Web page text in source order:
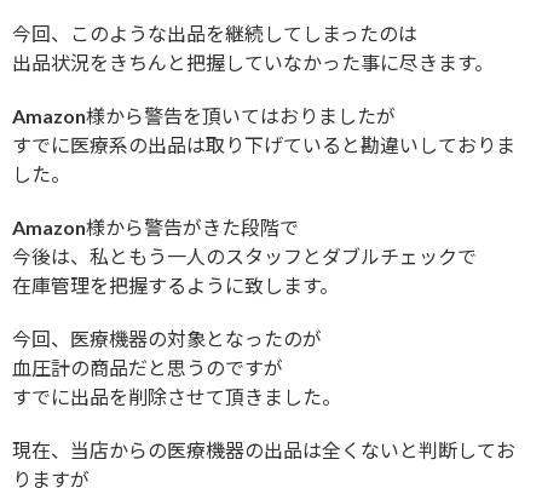
今回、このような出品を継続してしまったのは
出品状況をきちんと把握していなかった事に尽きます。
Amazon様から警告を頂いてはおりましたが
すでに医療系の出品は取り下げていると勘違いしておりま
した。
Amazon様から警告がきた段階で
今後は、私ともう一人のスタッフとダブルチェックで
在庫管理を把握するように致します。
今回、医療機器の対象となったのが
血圧計の商品だと思うのですが
すでに出品を削除させて頂きました。
現在、当店からの医療機器の出品は全くないと判断してお
りますが